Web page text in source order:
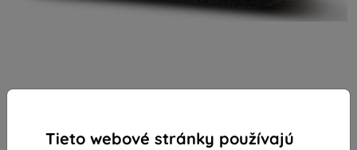
Tieto webové stránky používajú